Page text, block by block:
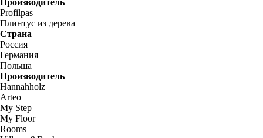
Производитель
Profilpas
Плинтус из дерева
Страна
Россия
Германия
Польша
Производитель
Hannahholz
Arteo
My Step
My Floor
Rooms